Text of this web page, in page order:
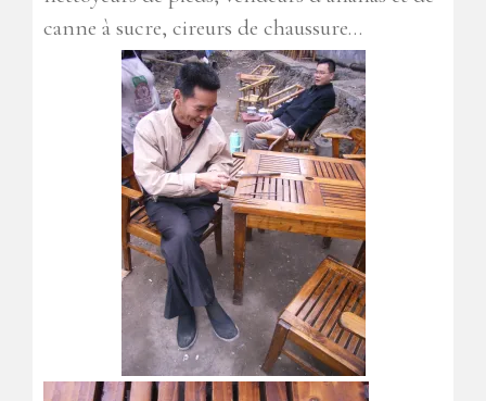
canne à sucre, cireurs de chaussure…